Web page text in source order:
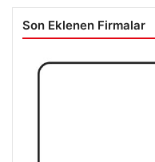
Son Eklenen Firmalar